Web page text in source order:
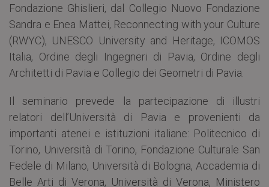
Fondazione Ghislieri, dal Collegio Nuovo Fondazione
Sandra e Enea Mattei, Reconnecting with your Culture
(RWYC), UNESCO University and Heritage, ICOMOS
Italia, Ordine degli Ingegneri di Pavia, Ordine degli
Architetti di Pavia e Collegio dei Geometri di Pavia.
Il seminario prevede la partecipazione di illustri
relatori dell’Università di Pavia e provenienti da
importanti atenei e istituzioni italiane: Politecnico di
Torino, Università di Torino, Fondazione Culturale San
Fedele di Milano, Università di Bologna, Accademia di
Belle Arti di Verona, Università di Verona, Ministero